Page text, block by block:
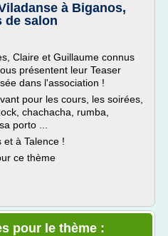
à Biganos,
de salon
Claire et Guillaume connus
présentent leur Teaser
dans l'association !
pour les cours, les soirées,
chachacha, rumba,
porto ...
et à Talence !
ce thème
pour le thème :